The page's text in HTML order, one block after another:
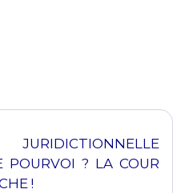
POURVOI ? LA COUR
!